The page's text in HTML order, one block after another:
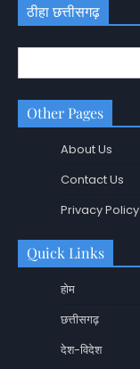
ठीहा छत्तीसगढ़
Other Pages
About Us
Contact Us
Privacy Policy
Quick Links
होम
छत्तीसगढ़
देश-विदेश